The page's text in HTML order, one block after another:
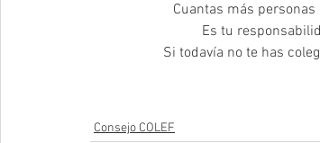
Cuantas más
Es tu
Si todavía no te has
Consejo COLEF